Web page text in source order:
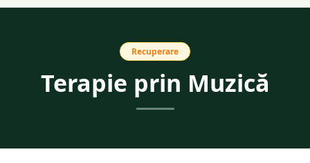
Recuperare
Terapie prin Muzică